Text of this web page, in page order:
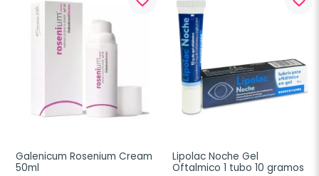
Galenicum Rosenium Cream
50ml
Lipolac Noche Gel
Oftalmico 1 tubo 10 gramos